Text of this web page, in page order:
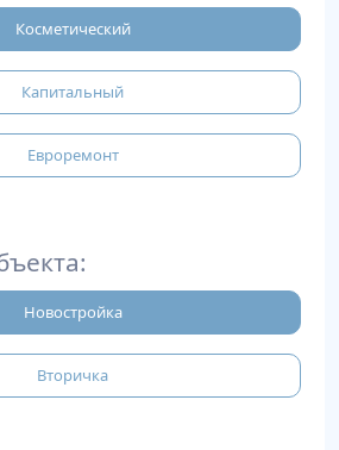
Косметический
Капитальный
Евроремонт
Новостройка
Вторичка